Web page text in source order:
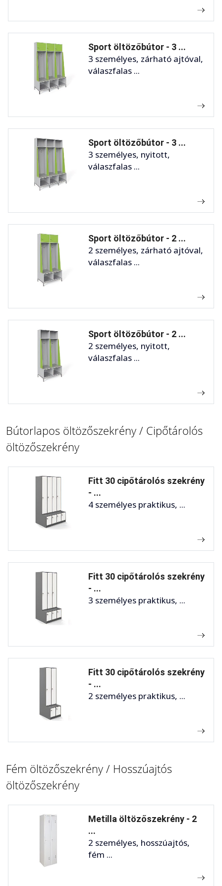
Sport öltözőbútor - 3 ...
3 személyes, zárható ajtóval,
válaszfalas ...
Sport öltözőbútor - 3 ...
3 személyes, nyitott,
válaszfalas ...
Sport öltözőbútor - 2 ...
2 személyes, zárható ajtóval,
válaszfalas ...
Sport öltözőbútor - 2 ...
2 személyes, nyitott,
válaszfalas ...
Bútorlapos öltözőszekrény / Cipőtárolós
öltözőszekrény
Fitt 30 cipőtárolós szekrény
- ...
4 személyes praktikus, ...
Fitt 30 cipőtárolós szekrény
- ...
3 személyes praktikus, ...
Fitt 30 cipőtárolós szekrény
- ...
2 személyes praktikus, ...
Fém öltözőszekrény / Hosszúajtós
öltözőszekrény
Metilla öltözőszekrény - 2
...
2 személyes, hosszúajtós,
fém ...